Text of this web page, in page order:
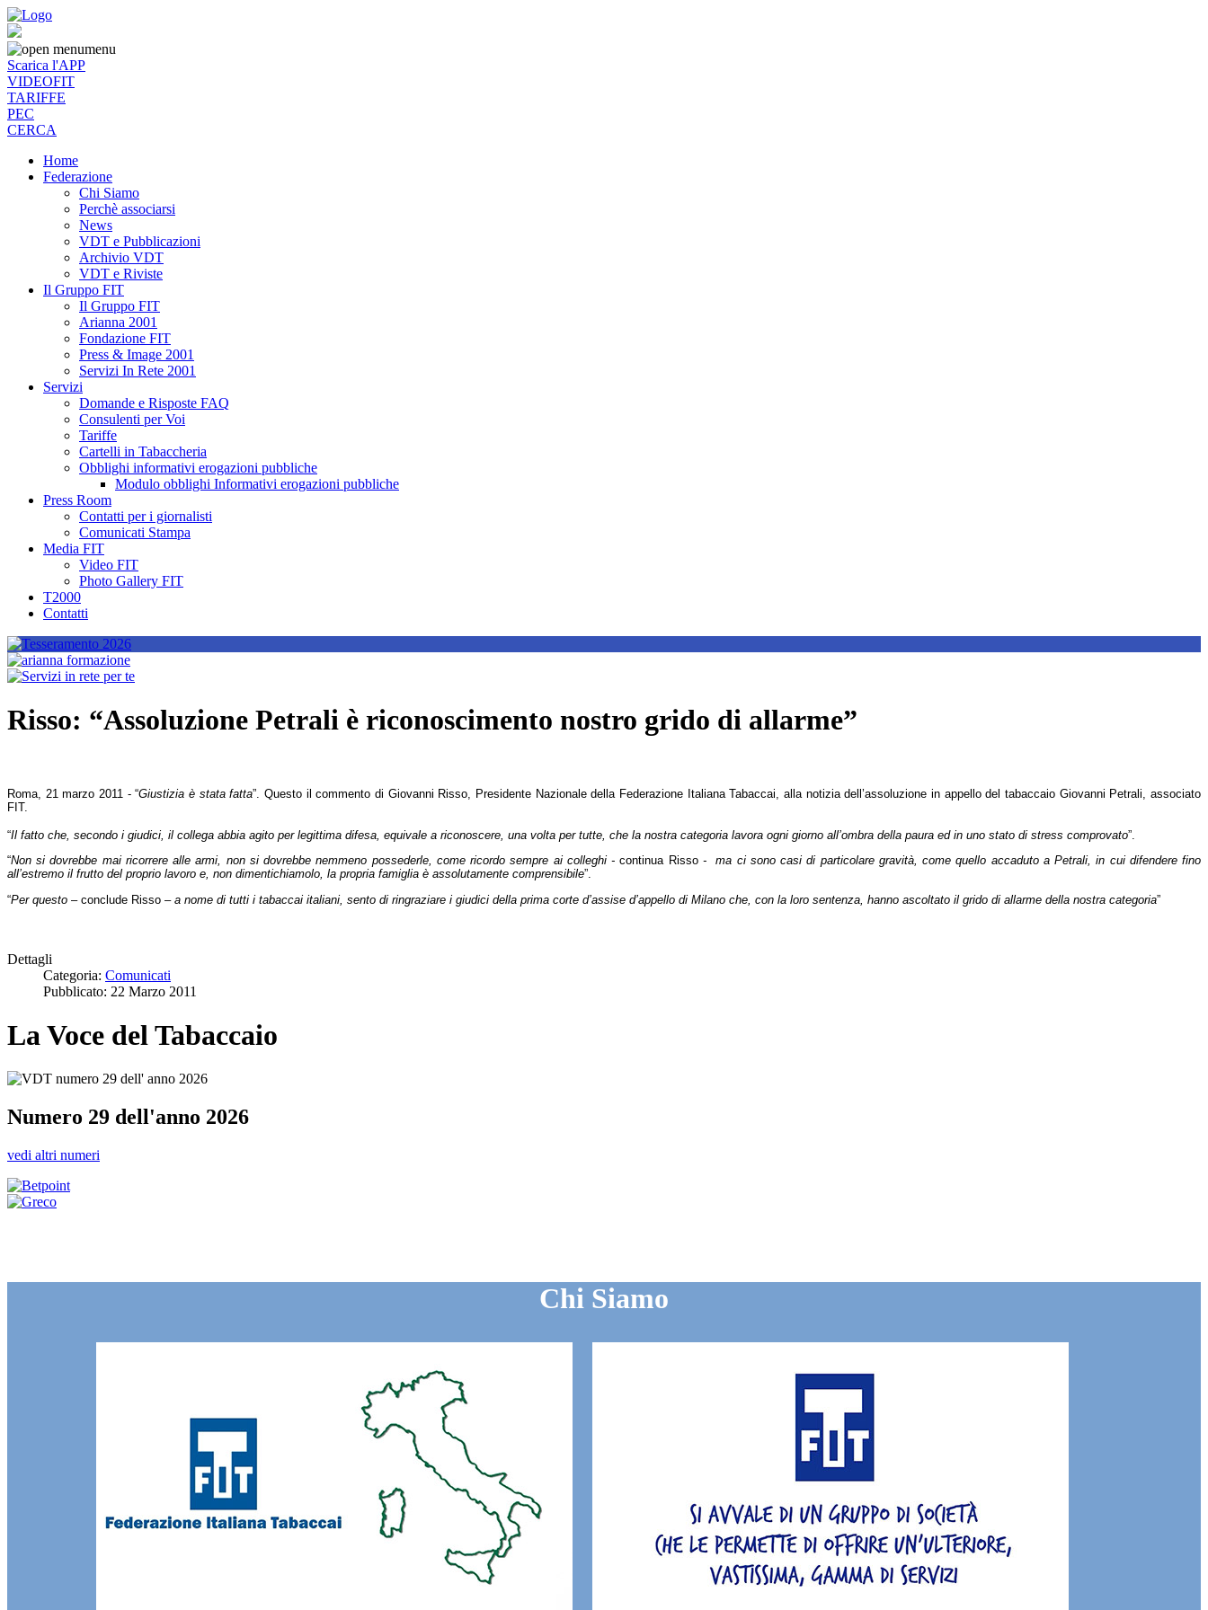
menu
Scarica l'APP
VIDEOFIT
TARIFFE
PEC
CERCA
Home
Federazione
Chi Siamo
Perchè associarsi
News
VDT e Pubblicazioni
Archivio VDT
VDT e Riviste
Il Gruppo FIT
Il Gruppo FIT
Arianna 2001
Fondazione FIT
Press & Image 2001
Servizi In Rete 2001
Servizi
Domande e Risposte FAQ
Consulenti per Voi
Tariffe
Cartelli in Tabaccheria
Obblighi informativi erogazioni pubbliche
Modulo obblighi Informativi erogazioni pubbliche
Press Room
Contatti per i giornalisti
Comunicati Stampa
Media FIT
Video FIT
Photo Gallery FIT
T2000
Contatti
Risso: “Assoluzione Petrali è riconoscimento nostro grido di allarme”
Roma, 21 marzo 2011 - “Giustizia è stata fatta”. Questo il commento di Giovanni Risso, Presidente Nazionale della Federazione Italiana Tabaccai, alla notizia dell’assoluzione in appello del tabaccaio Giovanni Petrali, associato
FIT.
“Il fatto che, secondo i giudici, il collega abbia agito per legittima difesa, equivale a riconoscere, una volta per tutte, che la nostra categoria lavora ogni giorno all’ombra della paura ed in uno stato di stress comprovato”.
“Non si dovrebbe mai ricorrere alle armi, non si dovrebbe nemmeno possederle, come ricordo sempre ai colleghi -continua Risso - ma ci sono casi di particolare gravità, come quello accaduto a Petrali, in cui difendere fino
all’estremo il frutto del proprio lavoro e, non dimentichiamolo, la propria famiglia è assolutamente comprensibile”.
“Per questo – conclude Risso – a nome di tutti i tabaccai italiani, sento di ringraziare i giudici della prima corte d’assise d’appello di Milano che, con la loro sentenza, hanno ascoltato il grido di allarme della nostra categoria”
Dettagli
Categoria: Comunicati
Pubblicato: 22 Marzo 2011
La Voce del Tabaccaio
Numero 29 dell'anno 2026
vedi altri numeri
Chi Siamo